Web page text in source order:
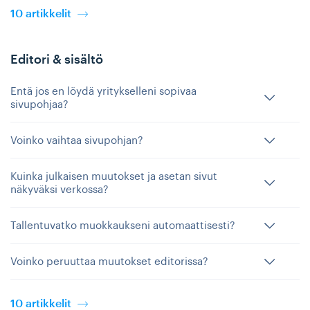
10 artikkelit
Editori & sisältö
Entä jos en löydä yritykselleni sopivaa
sivupohjaa?
Voinko vaihtaa sivupohjan?
Kuinka julkaisen muutokset ja asetan sivut
näkyväksi verkossa?
Tallentuvatko muokkaukseni automaattisesti?
Voinko peruuttaa muutokset editorissa?
10 artikkelit